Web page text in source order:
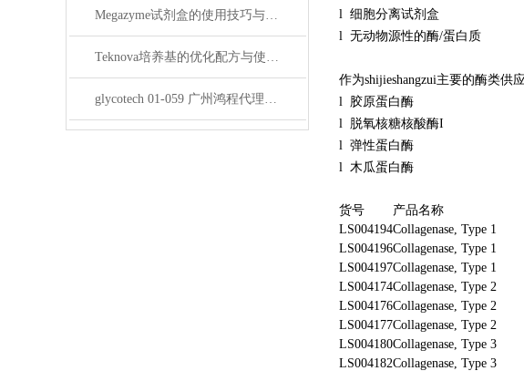
Megazyme试剂盒的使用技巧与实验优化方法
Teknova培养基的优化配方与使用技巧
glycotech 01-059 广州鸿程代理：开启糖生物学研究新征程
l 细胞分离试剂盒
l 无动物源性的酶/蛋白质
作为shijieshangzui主要的酶类供
l 胶原蛋白酶
l 脱氧核糖核酸酶I
l 弹性蛋白酶
l 木瓜蛋白酶
货号 产品名称
LS004194Collagenase, Type 1
LS004196Collagenase, Type 1
LS004197Collagenase, Type 1
LS004174Collagenase, Type 2
LS004176Collagenase, Type 2
LS004177Collagenase, Type 2
LS004180Collagenase, Type 3
LS004182Collagenase, Type 3